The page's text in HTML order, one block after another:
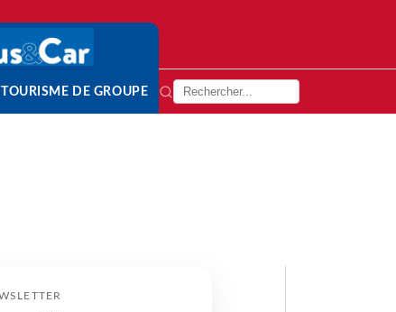
TOURISME DE GROUPE